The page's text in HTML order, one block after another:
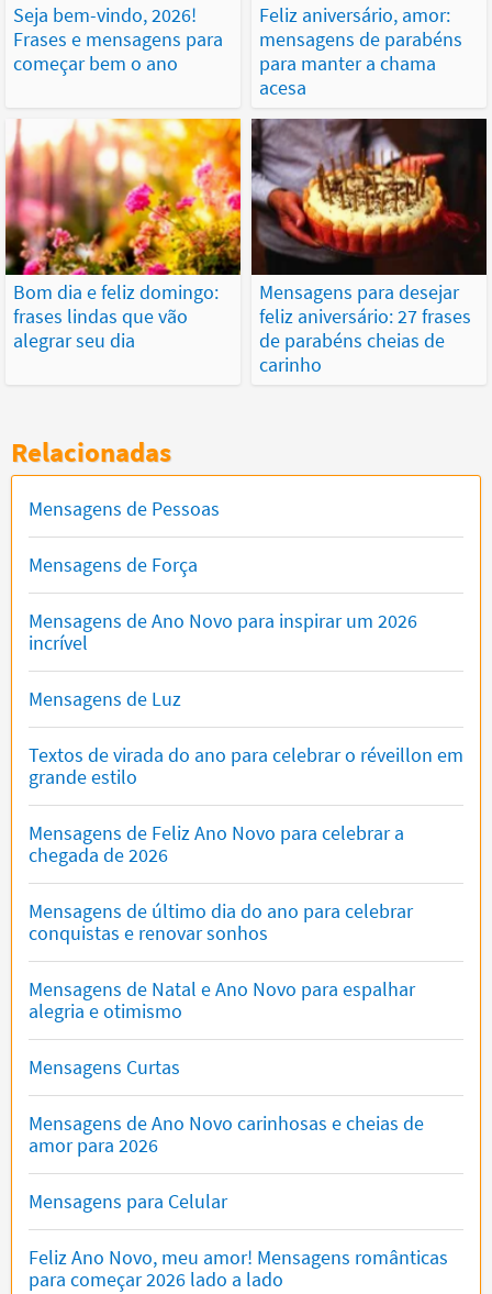
Seja bem-vindo, 2026!
Frases e mensagens para
começar bem o ano
Feliz aniversário, amor:
mensagens de parabéns
para manter a chama
acesa
Bom dia e feliz domingo:
frases lindas que vão
alegrar seu dia
Mensagens para desejar
feliz aniversário: 27 frases
de parabéns cheias de
carinho
Relacionadas
Mensagens de Pessoas
Mensagens de Força
Mensagens de Ano Novo para inspirar um 2026
incrível
Mensagens de Luz
Textos de virada do ano para celebrar o réveillon em
grande estilo
Mensagens de Feliz Ano Novo para celebrar a
chegada de 2026
Mensagens de último dia do ano para celebrar
conquistas e renovar sonhos
Mensagens de Natal e Ano Novo para espalhar
alegria e otimismo
Mensagens Curtas
Mensagens de Ano Novo carinhosas e cheias de
amor para 2026
Mensagens para Celular
Feliz Ano Novo, meu amor! Mensagens românticas
para começar 2026 lado a lado